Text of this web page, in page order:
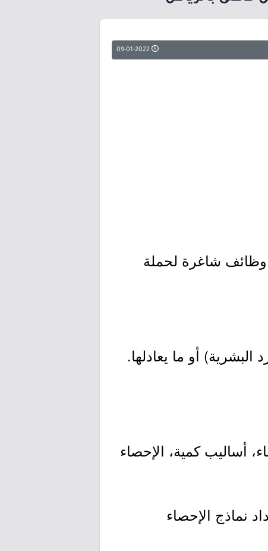
) توفر 4 وظائف شاغرة لحملة
أو ما يعادلها.
أساليب كمية، الإحصاء
نماذج الإحصاء